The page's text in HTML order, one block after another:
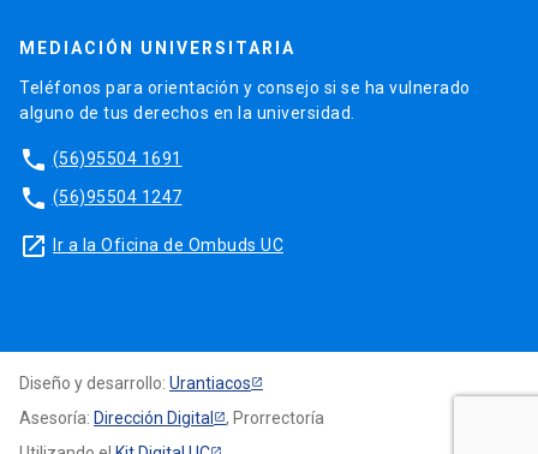
MEDIACIÓN UNIVERSITARIA
Teléfonos para orientación y consejo si se ha vulnerado
alguno de tus derechos en la universidad.
phone (56)95504 1691
phone (56)95504 1247
launch Ir a la Oficina de Ombuds UC
Diseño y desarrollo: Urantiacos
Asesoría: Dirección Digital
, Prorrectoría